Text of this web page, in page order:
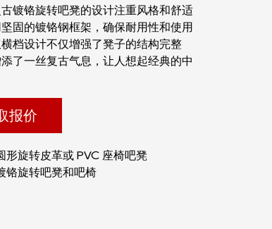
镀铬旋转吧凳的设计注重风格和舒适
固的镀铬钢框架，确保耐用性和使用
档设计不仅增强了凳子的结构完整
了一丝复古气息，让人想起经典的中
选择。
报价
形旋转皮革或 PVC 座椅吧凳
铬旋转吧凳和吧椅